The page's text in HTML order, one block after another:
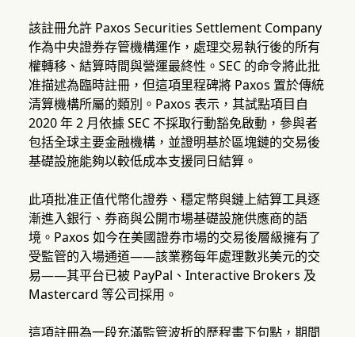
該註冊允許 Paxos Securities Settlement Company
作為中央證券存管機構運作，處理交易執行後的所有
權轉移、結算時間與營運最終性。SEC 的命令將此批
准描述為臨時註冊，但這項里程碑將 Paxos 置於傳統
清算機構所屬的類別。Paxos 表示，其試點項目自
2020 年 2 月依據 SEC 不採取行動豁免啟動，參與者
包括全球主要金融機構，並證明基於區塊鏈的交易後
基礎設施能夠以較低成本支援同日結算。
此項批准正值代幣化證券、穩定幣與鏈上結算工具逐
漸進入銀行、券商與公開市場基礎設施供應商的語
境。Paxos 如今在美國證券市場的交易後層級擁有了
受監管的入場通道——該業務每年處理數兆美元的交
易——其平台已被 PayPal、Interactive Brokers 及
Mastercard 等公司採用。
這項註冊為一段充滿監管波折的歷程畫下句點，期間